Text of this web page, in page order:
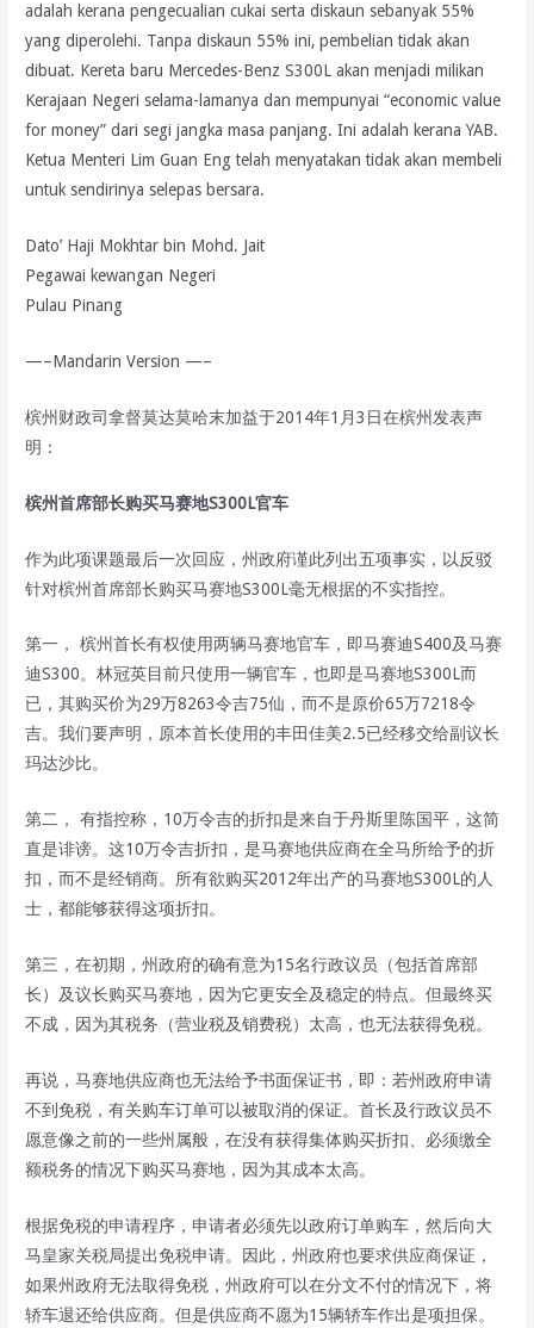
adalah kerana pengecualian cukai serta diskaun sebanyak 55%
yang diperolehi. Tanpa diskaun 55% ini, pembelian tidak akan
dibuat. Kereta baru Mercedes-Benz S300L akan menjadi milikan
Kerajaan Negeri selama-lamanya dan mempunyai “economic value
for money” dari segi jangka masa panjang. Ini adalah kerana YAB.
Ketua Menteri Lim Guan Eng telah menyatakan tidak akan membeli
untuk sendirinya selepas bersara.
Dato’ Haji Mokhtar bin Mohd. Jait
Pegawai kewangan Negeri
Pulau Pinang
—–Mandarin Version —–
槟州财政司拿督莫达莫哈末加益于2014年1月3日在槟州发表声
明：
槟州首席部长购买马赛地S300L官车
作为此项课题最后一次回应，州政府谨此列出五项事实，以反驳
针对槟州首席部长购买马赛地S300L毫无根据的不实指控。
第一， 槟州首长有权使用两辆马赛地官车，即马赛迪S400及马赛
迪S300。林冠英目前只使用一辆官车，也即是马赛地S300L而
已，其购买价为29万8263令吉75仙，而不是原价65万7218令
吉。我们要声明，原本首长使用的丰田佳美2.5已经移交给副议长
玛达沙比。
第二， 有指控称，10万令吉的折扣是来自于丹斯里陈国平，这简
直是诽谤。这10万令吉折扣，是马赛地供应商在全马所给予的折
扣，而不是经销商。所有欲购买2012年出产的马赛地S300L的人
士，都能够获得这项折扣。
第三，在初期，州政府的确有意为15名行政议员（包括首席部
长）及议长购买马赛地，因为它更安全及稳定的特点。但最终买
不成，因为其税务（营业税及销费税）太高，也无法获得免税。
再说，马赛地供应商也无法给予书面保证书，即：若州政府申请
不到免税，有关购车订单可以被取消的保证。首长及行政议员不
愿意像之前的一些州属般，在没有获得集体购买折扣、必须缴全
额税务的情况下购买马赛地，因为其成本太高。
根据免税的申请程序，申请者必须先以政府订单购车，然后向大
马皇家关税局提出免税申请。因此，州政府也要求供应商保证，
如果州政府无法取得免税，州政府可以在分文不付的情况下，将
轿车退还给供应商。但是供应商不愿为15辆轿车作出是项担保。